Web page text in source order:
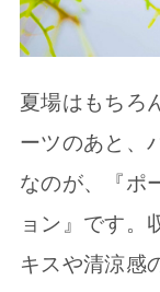
夏場はもちろ
ーツのあと、
なのが、『ポ
ョン』です。
キスや清涼感